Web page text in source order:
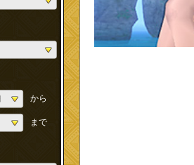
から
まで